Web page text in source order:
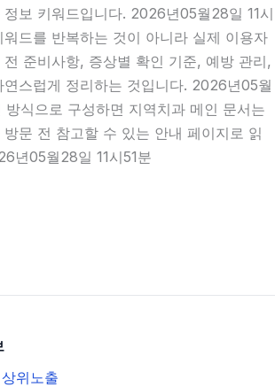
보 키워드입니다. 2026년05월28일 11시
드를 반복하는 것이 아니라 실제 이용자
준비사항, 증상별 확인 기준, 예방 관리,
스럽게 정리하는 것입니다. 2026년05월
방식으로 구성하면 지역치과 메인 문서는
문 전 참고할 수 있는 안내 페이지로 읽
년05월28일 11시51분
위노출